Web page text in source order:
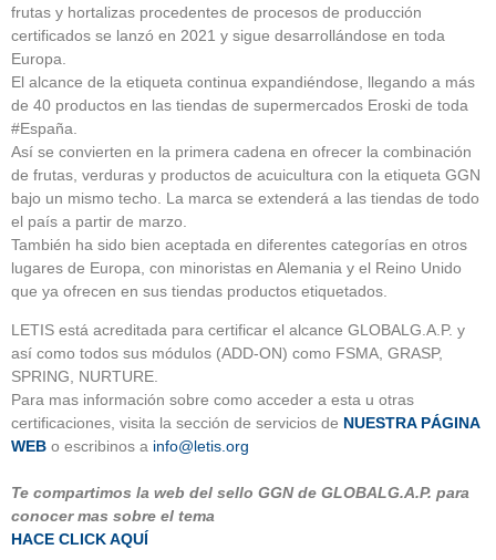
frutas y hortalizas procedentes de procesos de producción
certificados se lanzó en 2021 y sigue desarrollándose en toda
Europa.
El alcance de la etiqueta continua expandiéndose, llegando a más
de 40 productos en las tiendas de supermercados Eroski de toda
#España.
Así se convierten en la primera cadena en ofrecer la combinación
de frutas, verduras y productos de acuicultura con la etiqueta GGN
bajo un mismo techo. La marca se extenderá a las tiendas de todo
el país a partir de marzo.
También ha sido bien aceptada en diferentes categorías en otros
lugares de Europa, con minoristas en Alemania y el Reino Unido
que ya ofrecen en sus tiendas productos etiquetados.
LETIS está acreditada para certificar el alcance GLOBALG.A.P. y
así como todos sus módulos (ADD-ON) como FSMA, GRASP,
SPRING, NURTURE.
Para mas información sobre como acceder a esta u otras
certificaciones, visita la sección de servicios de NUESTRA PÁGINA
WEB o escribinos a info@letis.org
Te compartimos la web del sello GGN de GLOBALG.A.P. para
conocer mas sobre el tema
HACE CLICK AQUÍ